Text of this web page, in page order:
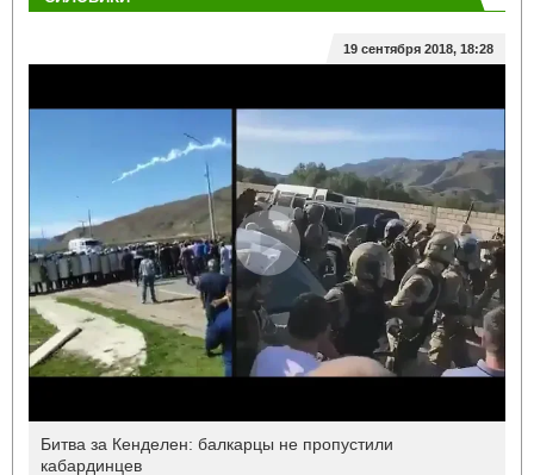
19 сентября 2018, 18:28
Битва за Кенделен: балкарцы не пропустили
кабардинцев